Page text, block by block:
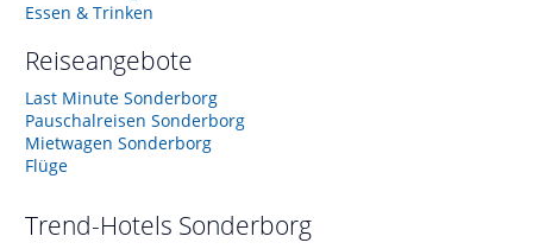
Essen & Trinken
Reiseangebote
Last Minute Sonderborg
Pauschalreisen Sonderborg
Mietwagen Sonderborg
Flüge
Trend-Hotels Sonderborg